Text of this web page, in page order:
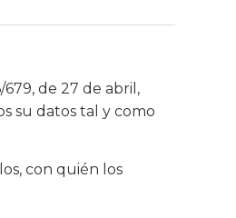
de 27 de abril,
su datos tal y como
con quién los